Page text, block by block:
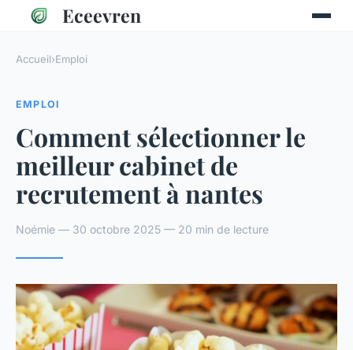
Eceevren
Accueil›Emploi
EMPLOI
Comment sélectionner le
meilleur cabinet de
recrutement à nantes
Noémie — 30 octobre 2025 — 20 min de lecture